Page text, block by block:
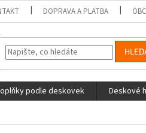
DOPRAVA A PLATBA
podle deskovek Deskové